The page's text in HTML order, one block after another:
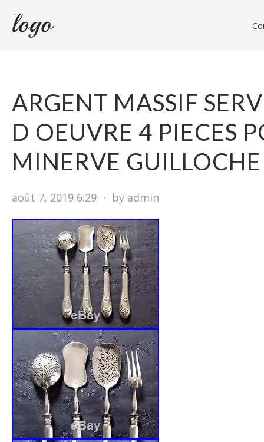
ARGENT MASSIF
D OEUVRE 4 PIECES
MINERVE
août 7, 2019 6:29 ⋅ by admin